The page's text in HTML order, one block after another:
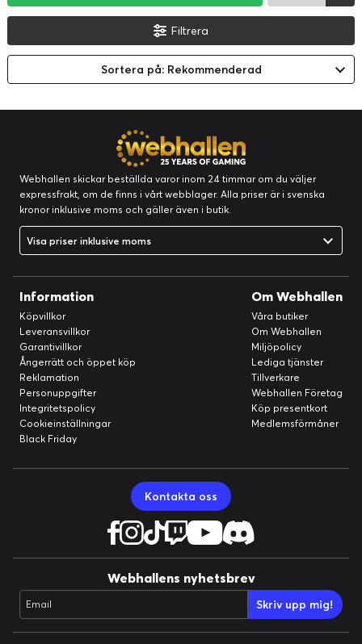
Filtrera
Sortera på: Rekommenderad
Webhallen skickar beställda varor inom 24 timmar om du väljer
expressfrakt, om de finns i vårt webblager. Alla priser är i svenska
kronor inklusive moms och gäller även i butik.
Visa priser inklusive moms
Information
Köpvillkor
Leveransvillkor
Garantivillkor
Ångerrätt och öppet köp
Reklamation
Personuppgifter
Integritetspolicy
Cookieinställningar
Black Friday
Om Webhallen
Våra butiker
Om Webhallen
Miljöpolicy
Lediga tjänster
Tillverkare
Webhallen Företag
Köp presentkort
Medlemsförmåner
Kontakta oss
Webhallens nyhetsbrev
Email Skriv upp mig!